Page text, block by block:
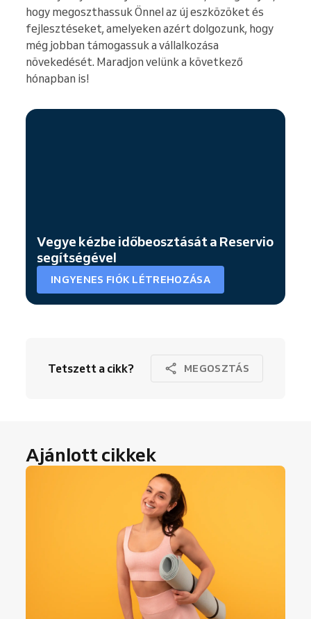
hogy megoszthassuk Önnel az új eszközöket és
fejlesztéseket, amelyeken azért dolgozunk, hogy
még jobban támogassuk a vállalkozása
növekedését. Maradjon velünk a következő
hónapban is!
Vegye kézbe időbeosztását a Reservio
segítségével
INGYENES FIÓK LÉTREHOZÁSA
Tetszett a cikk? MEGOSZTÁS
Ajánlott cikkek